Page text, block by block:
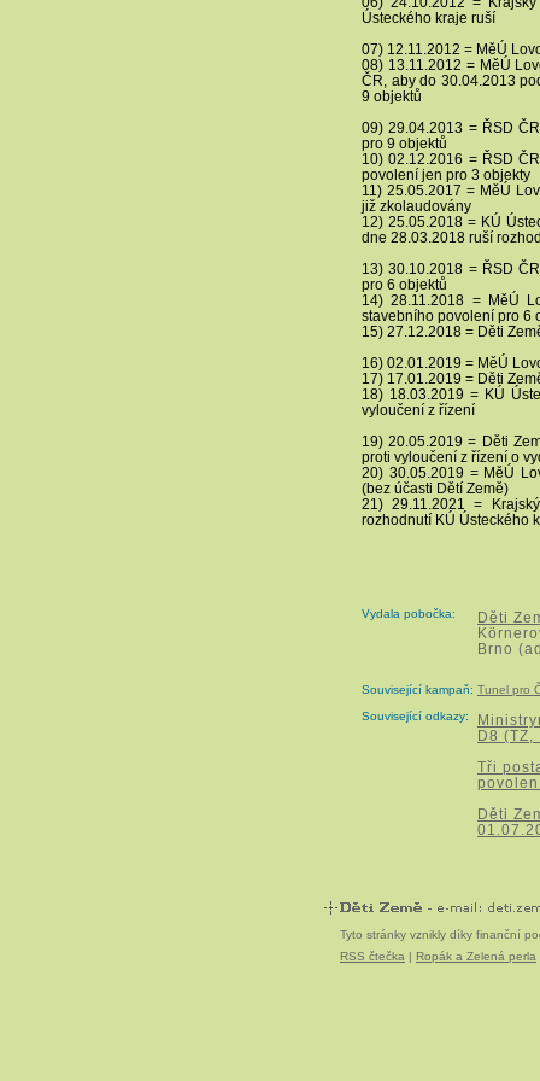
Ústeckého kraje ruší
07) 12.11.2012 = MěÚ
08) 13.11.2012 = MěÚ
ČR, aby do 30.04.2013
9 objektů
09) 29.04.2013 = ŘSD
pro 9 objektů
10) 02.12.2016 = ŘSD
povolení jen pro 3 objekty
11) 25.05.2017 = MěÚ
již zkolaudovány
12) 25.05.2018 = KÚ
dne 28.03.2018 ruší
13) 30.10.2018 = ŘSD
pro 6 objektů
14) 28.11.2018 = MěÚ
stavebního povolení pro 6
15) 27.12.2018 = Děti
16) 02.01.2019 = MěÚ
17) 17.01.2019 = Děti
18) 18.03.2019 = KÚ
vyloučení z řízení
19) 20.05.2019 = Děti
proti vyloučení z řízení o
20) 30.05.2019 = MěÚ
(bez účasti Dětí Země)
21) 29.11.2021 =
rozhodnutí KÚ Ústeckého
Vydala pobočka:
Děti
Brno
Související kampaň: Tunel pro
Související odkazy:
D8 (TZ,
Tři
Děti
Tyto stránky vznikly díky finanční
RSS čtečka | Ropák a Zelená perla